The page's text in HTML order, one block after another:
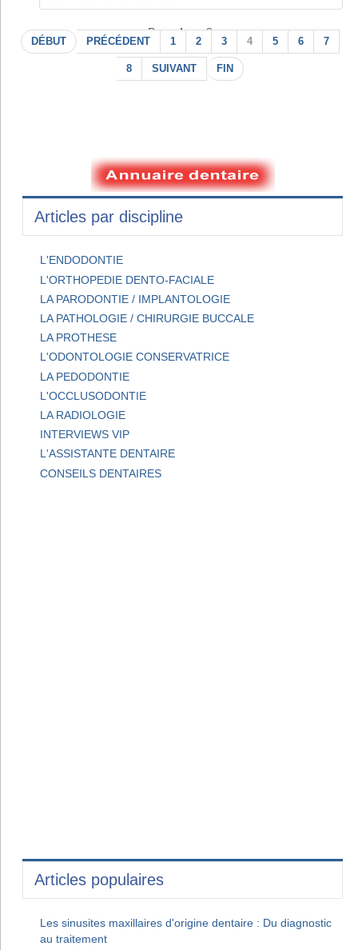
Page 4 sur 8
DÉBUT PRÉCÉDENT 1 2 3 4 5 6 7
8 SUIVANT FIN
Articles par discipline
L'ENDODONTIE
L'ORTHOPEDIE DENTO-FACIALE
LA PARODONTIE / IMPLANTOLOGIE
LA PATHOLOGIE / CHIRURGIE BUCCALE
LA PROTHESE
L'ODONTOLOGIE CONSERVATRICE
LA PEDODONTIE
L'OCCLUSODONTIE
LA RADIOLOGIE
INTERVIEWS VIP
L'ASSISTANTE DENTAIRE
CONSEILS DENTAIRES
Articles populaires
Les sinusites maxillaires d'origine dentaire : Du diagnostic
au traitement